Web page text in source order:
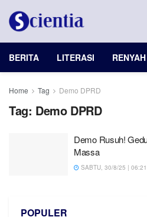
BERITA LITERASI RENYAH
Home Tag Demo DPRD
Tag: Demo DPRD
Demo Rusuh!
Massa
SABTU, 30/8/25 |
POPULER